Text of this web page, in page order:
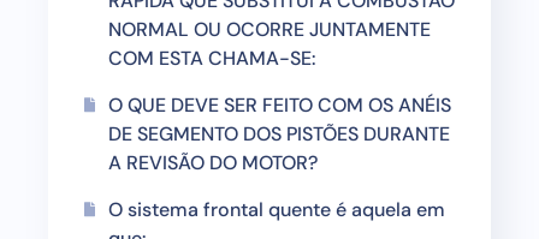
NORMAL OU OCORRE JUNTAMENTE
COM ESTA CHAMA-SE:
O QUE DEVE SER FEITO COM OS ANÉIS
DE SEGMENTO DOS PISTÕES DURANTE
A REVISÃO DO MOTOR?
O sistema frontal quente é aquela em